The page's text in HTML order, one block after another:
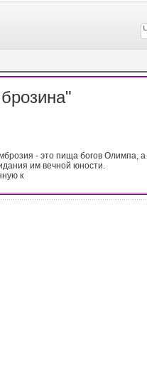
- это пища богов Олимпа, а
им вечной юности.
к